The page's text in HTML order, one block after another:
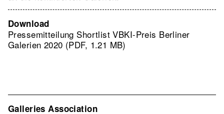
Download
Pressemitteilung Shortlist VBKI-Preis Berliner
Galerien 2020 (PDF, 1.21 MB)
Galleries Association